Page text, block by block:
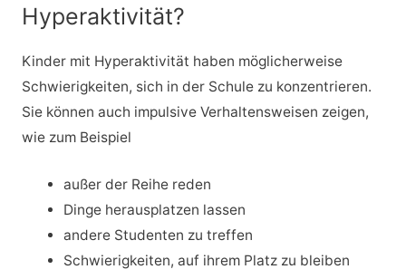
Hyperaktivität?
Kinder mit Hyperaktivität haben möglicherweise
Schwierigkeiten, sich in der Schule zu konzentrieren.
Sie können auch impulsive Verhaltensweisen zeigen,
wie zum Beispiel
außer der Reihe reden
Dinge herausplatzen lassen
andere Studenten zu treffen
Schwierigkeiten, auf ihrem Platz zu bleiben